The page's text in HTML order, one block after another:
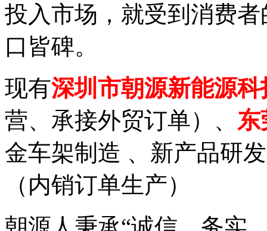
投入市场，就受到消费
口皆碑。
现有深圳市朝源新能源
营、承接外贸订单）、 东
金车架制造 、新产品研
（内销订单生产）